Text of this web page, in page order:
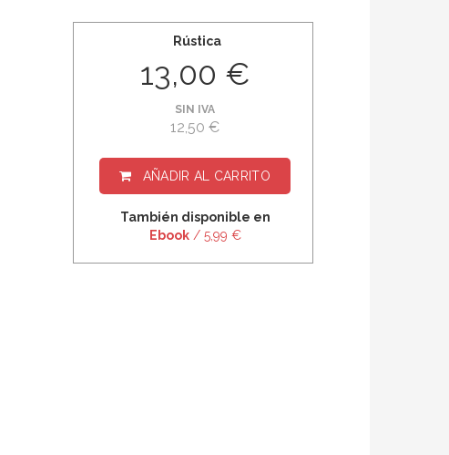
Rústica
13,00 €
SIN IVA
12,50 €
AÑADIR AL CARRITO
También disponible en
Ebook/ 5,99 €